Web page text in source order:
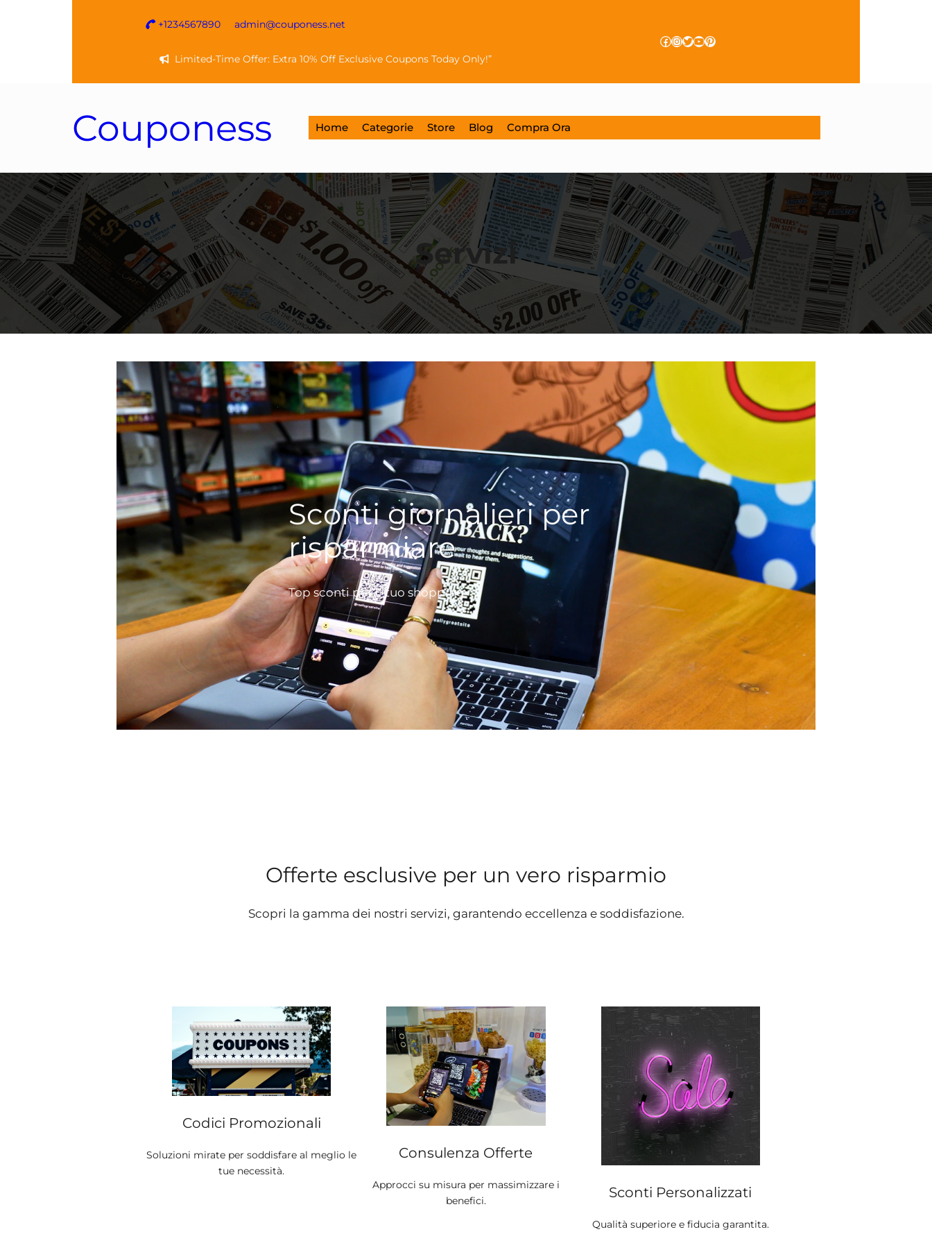
+1234567890 admin@couponess.net
Limited-Time Offer: Extra 10% Off Exclusive Coupons Today Only!”
Facebook InstagramTwitter YouTube Pinterest
Couponess Home Categorie Store Blog Compra Ora
Servizi
Sconti giornalieri per
risparmiare
Top sconti per il tuo shopping
Offerte esclusive per un vero risparmio
Scopri la gamma dei nostri servizi, garantendo eccellenza e soddisfazione.
Codici Promozionali
Soluzioni mirate per soddisfare al meglio le
tue necessità.
Consulenza Offerte
Approcci su misura per massimizzare i
benefici.
Sconti Personalizzati
Qualità superiore e fiducia garantita.